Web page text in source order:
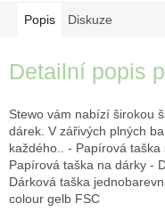
Popis Diskuze
Detailní popis
Stewo vám nabízí širokou
dárek. V zářivých plných
každého.. - Papírová
Papírová taška na dárky -
Dárková taška
colour gelb FSC